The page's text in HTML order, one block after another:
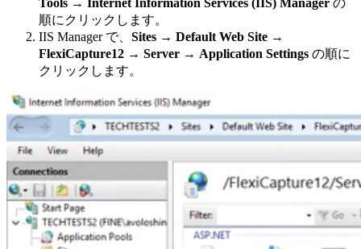
順にクリックします。
IIS Manager で、 Sites → Default Web Site →
FlexiCapture12 → Server → Application Settings の順に
クリックします。